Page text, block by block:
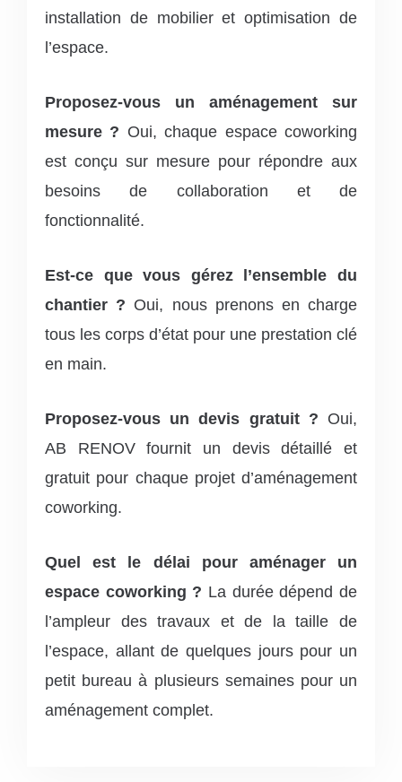
installation de mobilier et optimisation de
l’espace.
Proposez-vous un aménagement sur
mesure ? Oui, chaque espace coworking
est conçu sur mesure pour répondre aux
besoins de collaboration et de
fonctionnalité.
Est-ce que vous gérez l’ensemble du
chantier ? Oui, nous prenons en charge
tous les corps d’état pour une prestation clé
en main.
Proposez-vous un devis gratuit ? Oui,
AB RENOV fournit un devis détaillé et
gratuit pour chaque projet d’aménagement
coworking.
Quel est le délai pour aménager un
espace coworking ? La durée dépend de
l’ampleur des travaux et de la taille de
l’espace, allant de quelques jours pour un
petit bureau à plusieurs semaines pour un
aménagement complet.